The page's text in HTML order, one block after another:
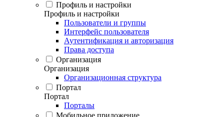
Профиль и настройки
Профиль и настройки
Пользователи и группы
Интерфейс пользователя
Аутентификация и авторизация
Права доступа
Организация
Организация
Организационная структура
Портал
Портал
Порталы
Мобильное приложение